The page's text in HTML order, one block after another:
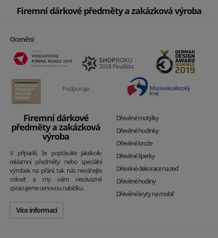
Firemní dárkové předměty a zakázková výroba
Ocenění
Podporuje:
Firemní dárkové
předměty a zakázková
výroba
V případě, že poptáváte jakékoliv
reklamní předměty nebo speciální
výrobek na přání, tak nás neváhejte
oslovit a my vám nezávazně
zpracujeme cenovou nabídku.
Více informací
Dřevěné motýlky
Dřevěné hodinky
Dřevěné brože
Dřevěné šperky
Dřevěné dekorace na zeď
Dřevěné hodiny
Dřevěné kryty na mobil